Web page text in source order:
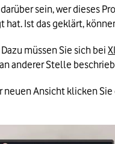
sein, wer dieses
Ist das geklärt,
müssen Sie sich bei
anderer Stelle
neuen Ansicht klicken